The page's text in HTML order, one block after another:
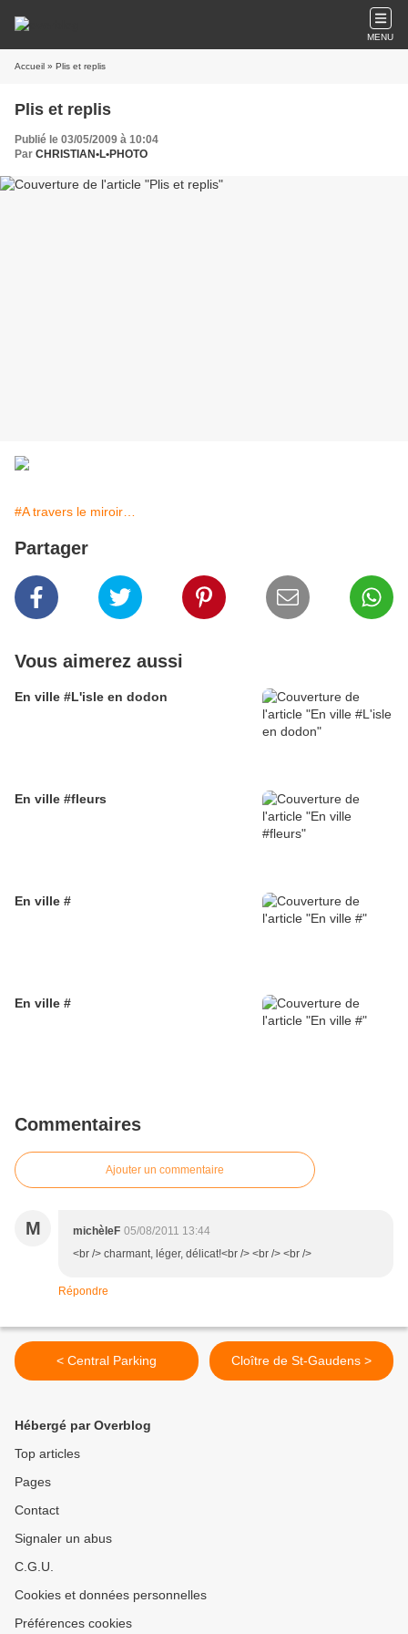
MENU
Accueil » Plis et replis
Plis et replis
Publié le 03/05/2009 à 10:04
Par CHRISTIAN•L•PHOTO
#A travers le miroir…
Partager
Vous aimerez aussi
En ville #L'isle en dodon
En ville #fleurs
En ville #
En ville #
Commentaires
Ajouter un commentaire
M michèleF 05/08/2011 13:44
<br /> charmant, léger, délicat!<br /> <br /> <br />
Répondre
< Central Parking Cloître de St-Gaudens >
Hébergé par Overblog
Top articles
Pages
Contact
Signaler un abus
C.G.U.
Cookies et données personnelles
Préférences cookies